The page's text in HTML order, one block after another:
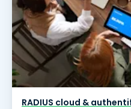
RADIUS cloud &